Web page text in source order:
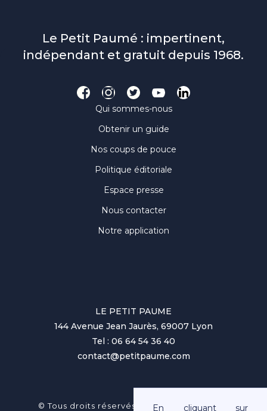
Le Petit Paumé : impertinent,
indépendant et gratuit depuis 1968.
Qui sommes-nous
Obtenir un guide
Nos coups de pouce
Politique éditoriale
Espace presse
Nous contacter
Notre application
LE PETIT PAUME
144 Avenue Jean Jaurès, 69007 Lyon
Tel : 06 64 54 36 40
contact@petitpaume.com
© Tous droits réservés au Petit Paumé 2025
En cliquant sur